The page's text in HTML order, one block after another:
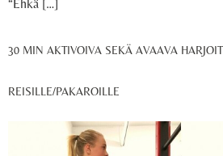
“Ehkä […]
30 MIN AKTIVOIVA SEKÄ AVAAVA
REISILLE/PAKAROILLE